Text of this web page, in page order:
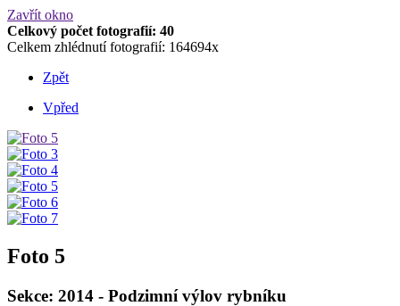
Zavřít okno
Celkový počet fotografií: 40
Celkem zhlédnutí fotografií: 164694x
Zpět
Vpřed
Foto 5
Sekce: 2014 - Podzimní výlov rybníku